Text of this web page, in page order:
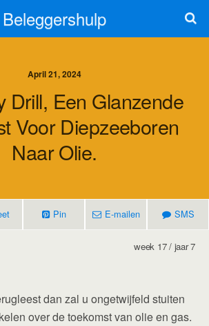
Beleggershulp
April 21, 2024
Drill, Een Glanzende
Voor Diepzeeboren
Naar Olie.
Pin E-mailen SMS
week 17 / jaar 7
dan zal u ongetwijfeld stuiten
over de toekomst van olie en gas.